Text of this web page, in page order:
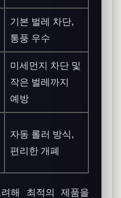
기본 벌레 차단,
통풍 우수
미세먼지 차단 및
작은 벌레까지
예방
자동 롤러 방식,
편리한 개폐
해 최적의 제품을